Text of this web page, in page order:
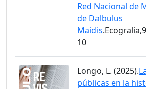
Red Nacional de
de Dalbulus
Maidis
10
Longo, L. (2025).
públicas en la